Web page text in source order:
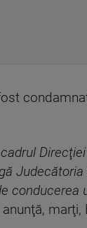
anunţă, marţi,